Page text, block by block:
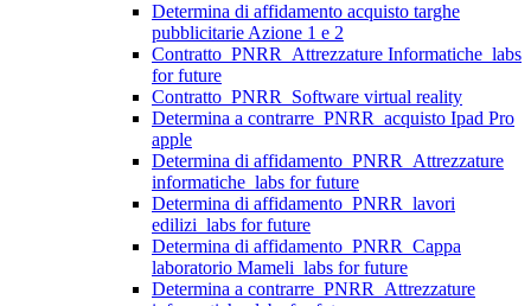
Determina di affidamento acquisto targhe
pubblicitarie Azione 1 e 2
Contratto_PNRR_Attrezzature Informatiche_labs
for future
Contratto_PNRR_Software virtual reality
Determina a contrarre_PNRR_acquisto Ipad Pro
apple
Determina di affidamento_PNRR_Attrezzature
informatiche_labs for future
Determina di affidamento_PNRR_lavori
edilizi_labs for future
Determina di affidamento_PNRR_Cappa
laboratorio Mameli_labs for future
Determina a contrarre_PNRR_Attrezzature